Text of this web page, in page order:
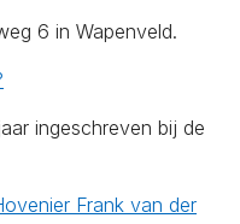
6 in Wapenveld.
ingeschreven bij de
Frank van der